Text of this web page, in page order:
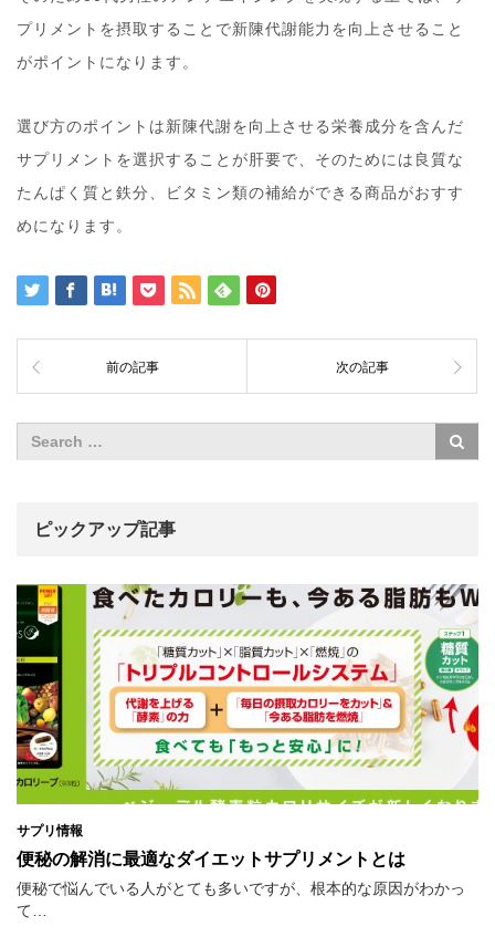
プリメントを摂取することで新陳代謝能力を向上させること
がポイントになります。
選び方のポイントは新陳代謝を向上させる栄養成分を含んだ
サプリメントを選択することが肝要で、そのためには良質な
たんぱく質と鉄分、ビタミン類の補給ができる商品がおすす
めになります。
前の記事 次の記事
ピックアップ記事
サプリ情報
便秘の解消に最適なダイエットサプリメントとは
便秘で悩んでいる人がとても多いですが、根本的な原因がわかっ
て…